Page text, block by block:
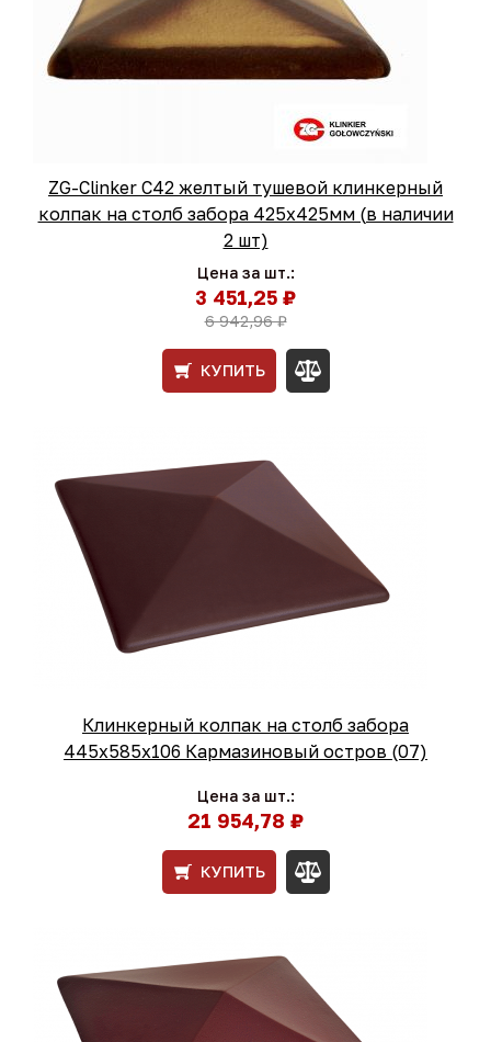
ZG-Clinker C42 желтый тушевой клинкерный
колпак на столб забора 425x425мм (в наличии
2 шт)
Цена за шт.:
3 451,25 ₽
6 942,96 ₽
КУПИТЬ
Клинкерный колпак на столб забора
445х585х106 Кармазиновый остров (07)
Цена за шт.:
21 954,78 ₽
КУПИТЬ